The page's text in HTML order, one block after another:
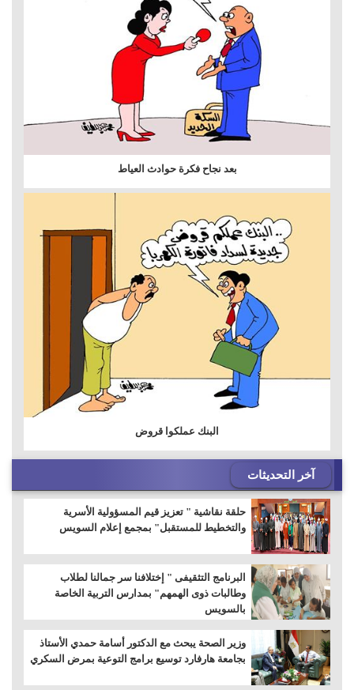
بعد نجاح فكرة حوادث العياط
البنك عملكوا قروض
آخر التحديثات
حلقة نقاشية " تعزيز قيم المسؤولية الأسرية
والتخطيط للمستقبل" بمجمع إعلام السويس
البرنامج التثقيفى " إختلافنا سر جمالنا لطلاب
وطالبات ذوى الهمهم" بمدارس التربية الخاصة
بالسويس
وزير الصحة يبحث مع الدكتور أسامة حمدي الأستاذ
بجامعة هارفارد توسيع برامج التوعية بمرض السكري